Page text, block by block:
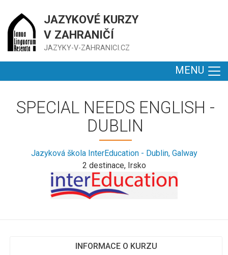
JAZYKOVÉ KURZY
V ZAHRANIČÍ
JAZYKY-V-ZAHRANICI.CZ
MENU
SPECIAL NEEDS ENGLISH -
DUBLIN
Jazyková škola InterEducation - Dublin, Galway
2 destinace, Irsko
INFORMACE O KURZU